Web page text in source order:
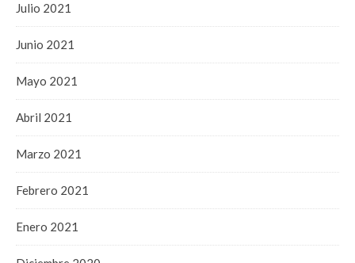
Julio 2021
Junio 2021
Mayo 2021
Abril 2021
Marzo 2021
Febrero 2021
Enero 2021